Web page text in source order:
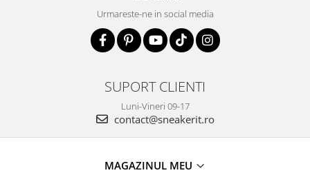
Urmareste-ne in social media
SUPORT CLIENTI
Luni-Vineri 09-17
contact@sneakerit.ro
MAGAZINUL MEU